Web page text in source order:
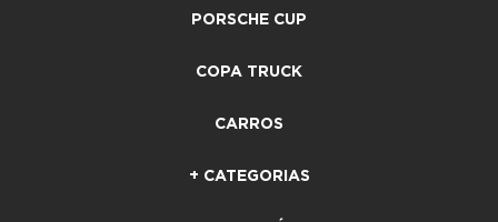
PORSCHE CUP
COPA TRUCK
CARROS
+ CATEGORIAS